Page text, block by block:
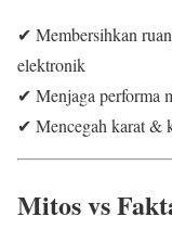
✔ Membersihkan
elektronik
✔ Menjaga performa
✔ Mencegah karat &
Mitos vs